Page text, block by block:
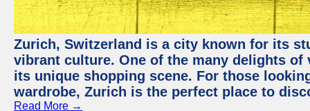
Zurich, Switzerland is a city known for its
vibrant culture. One of the many delights
its unique shopping scene. For those
wardrobe, Zurich is the perfect place to
Read More →